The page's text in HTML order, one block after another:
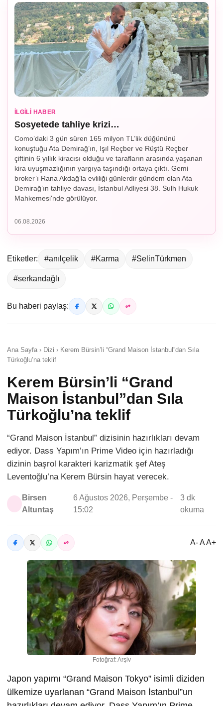
İLGILI HABER
Sosyetede tahliye krizi…
Como’daki 3 gün süren 165 milyon TL’lik düğününü
konuştuğu Ata Demirağ’ın, Işıl Reçber ve Rüştü Reçber
çiftinin 6 yıllık kiracısı olduğu ve tarafların arasında yaşanan
kira uyuşmazlığının yargıya taşındığı ortaya çıktı. Gemi
broker’ı Rana Akdağ’la evliliği günlerdir gündem olan Ata
Demirağ’ın tahliye davası, İstanbul Adliyesi 38. Sulh Hukuk
Mahkemesi'nde görülüyor.
06.08.2026
Etiketler: #anılçelik #Karma #SelinTürkmen
#serkandağlı
Bu haberi paylaş:
Ana Sayfa › Dizi › Kerem Bürsin’li “Grand Maison İstanbul”dan Sıla
Türkoğlu’na teklif
Kerem Bürsin’li “Grand
Maison İstanbul”dan Sıla
Türkoğlu’na teklif
“Grand Maison İstanbul” dizisinin hazırlıkları devam
ediyor. Dass Yapım’ın Prime Video için hazırladığı
dizinin başrol karakteri karizmatik şef Ateş
Leventoğlu’na Kerem Bürsin hayat verecek.
Birsen
Altuntaş
6 Ağustos 2026, Perşembe -
15:02
3 dk
okuma
A- A A+
Fotoğraf: Arşiv
Japon yapımı “Grand Maison Tokyo” isimli diziden
ülkemize uyarlanan “Grand Maison İstanbul”un